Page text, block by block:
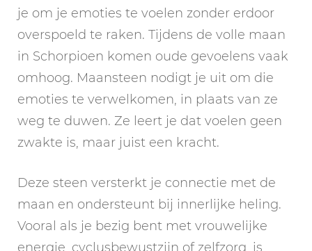
je om je emoties te voelen zonder erdoor
overspoeld te raken. Tijdens de volle maan
in Schorpioen komen oude gevoelens vaak
omhoog. Maansteen nodigt je uit om die
emoties te verwelkomen, in plaats van ze
weg te duwen. Ze leert je dat voelen geen
zwakte is, maar juist een kracht.
Deze steen versterkt je connectie met de
maan en ondersteunt bij innerlijke heling.
Vooral als je bezig bent met vrouwelijke
energie, cyclusbewustzijn of zelfzorg, is